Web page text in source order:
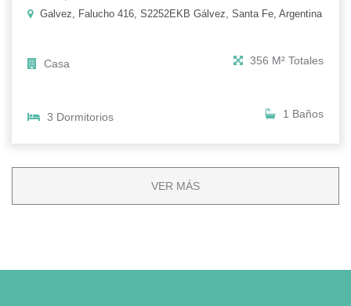
Galvez, Falucho 416, S2252EKB Gálvez, Santa Fe, Argentina
Casa 356 M² Totales
3 Dormitorios 1 Baños
VER MÁS